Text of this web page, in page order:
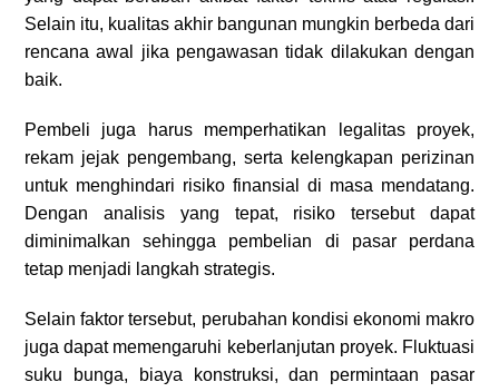
Selain itu, kualitas akhir bangunan mungkin berbeda dari
rencana awal jika pengawasan tidak dilakukan dengan
baik.
Pembeli juga harus memperhatikan legalitas proyek,
rekam jejak pengembang, serta kelengkapan perizinan
untuk menghindari risiko finansial di masa mendatang.
Dengan analisis yang tepat, risiko tersebut dapat
diminimalkan sehingga pembelian di pasar perdana
tetap menjadi langkah strategis.
Selain faktor tersebut, perubahan kondisi ekonomi makro
juga dapat memengaruhi keberlanjutan proyek. Fluktuasi
suku bunga, biaya konstruksi, dan permintaan pasar